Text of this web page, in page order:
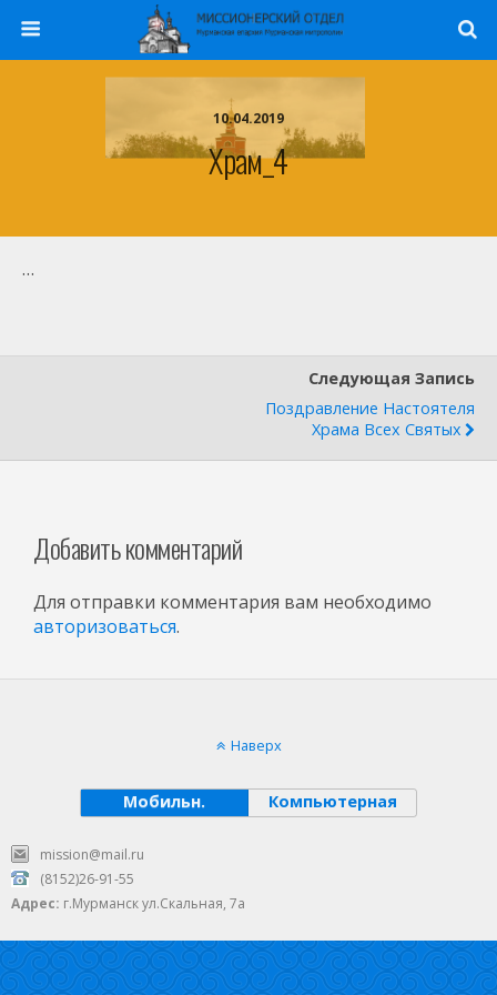
10.04.2019
Храм_4
…
Следующая Запись
Поздравление Настоятеля
Храма Всех Святых
Добавить комментарий
Для отправки комментария вам необходимо
авторизоваться.
Наверх
Мобильн. Компьютерная
mission@mail.ru
(8152)26-91-55
Адрес: г.Мурманск ул.Скальная, 7а